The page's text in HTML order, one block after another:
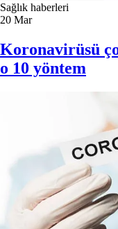
Sağlık haberleri
20 Mar
Koronavirüsü
o 10 yöntem